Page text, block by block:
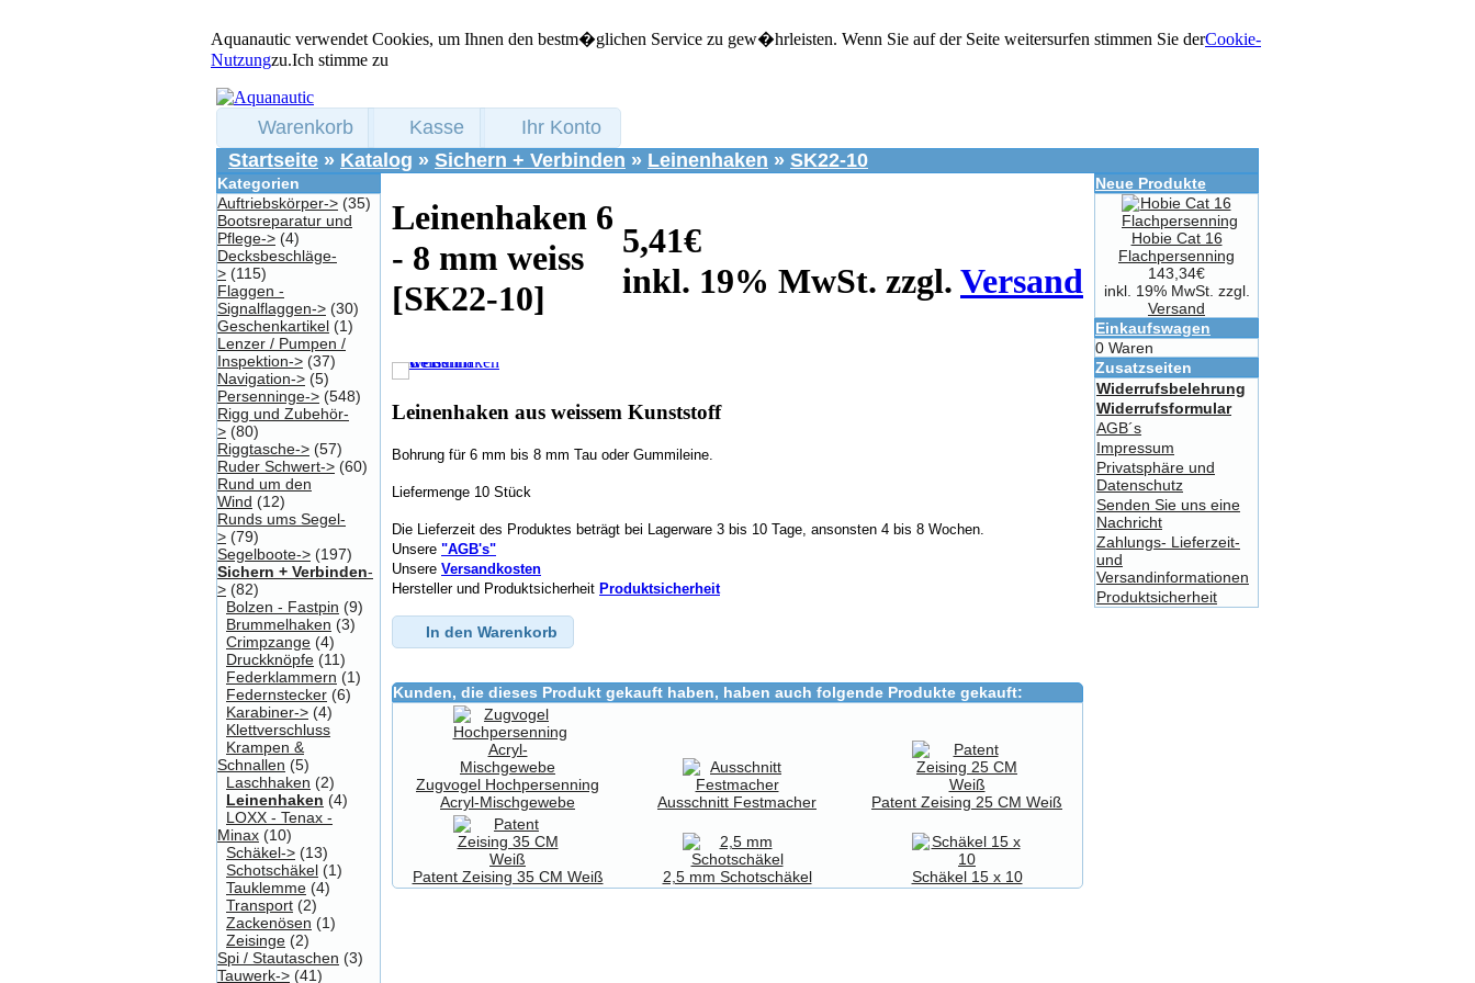
Aquanautic verwendet Cookies, um Ihnen den bestm�glichen Service zu gew�hrleisten. Wenn Sie auf der Seite weitersurfen stimmen Sie derCookie-
Nutzungzu.Ich stimme zu
Warenkorb Kasse
Ihr Konto
Startseite » Katalog » Sichern + Verbinden » Leinenhaken » SK22-10
5,41€
inkl. 19% MwSt. zzgl. Versand
Leinenhaken 6
- 8 mm weiss
[SK22-10]
Leinenhaken aus weissem Kunststoff
Bohrung für 6 mm bis 8 mm Tau oder Gummileine.
Liefermenge 10 Stück
Die Lieferzeit des Produktes beträgt bei Lagerware 3 bis 10 Tage, ansonsten 4 bis 8 Wochen.
Unsere "AGB's"
Unsere Versandkosten
Hersteller und Produktsicherheit Produktsicherheit
In den Warenkorb
Kunden, die dieses Produkt gekauft haben, haben auch folgende Produkte gekauft:
Zugvogel Hochpersenning
Acryl-Mischgewebe
Ausschnitt Festmacher Patent Zeising 25 CM Weiß
Patent Zeising 35 CM Weiß 2,5 mm Schotschäkel Schäkel 15 x 10
Kategorien
Auftriebskörper-> (35)
Bootsreparatur und
Pflege-> (4)
Decksbeschläge-
> (115)
Flaggen -
Signalflaggen-> (30)
Geschenkartikel (1)
Lenzer / Pumpen /
Inspektion-> (37)
Navigation-> (5)
Persenninge-> (548)
Rigg und Zubehör-
> (80)
Riggtasche-> (57)
Ruder Schwert-> (60)
Rund um den
Wind (12)
Runds ums Segel-
> (79)
Segelboote-> (197)
Sichern + Verbinden-
> (82)
Bolzen - Fastpin (9)
Brummelhaken (3)
Crimpzange (4)
Druckknöpfe (11)
Federklammern (1)
Federnstecker (6)
Karabiner-> (4)
Klettverschluss
Krampen &
Schnallen (5)
Laschhaken (2)
Leinenhaken (4)
LOXX - Tenax -
Minax (10)
Schäkel-> (13)
Schotschäkel (1)
Tauklemme (4)
Transport (2)
Zackenösen (1)
Zeisinge (2)
Spi / Stautaschen (3)
Tauwerk-> (41)
Neue Produkte
Hobie Cat 16
Flachpersenning
143,34€
inkl. 19% MwSt. zzgl.
Versand
Einkaufswagen
0 Waren
Zusatzseiten
Widerrufsbelehrung
Widerrufsformular
AGB´s
Impressum
Privatsphäre und
Datenschutz
Senden Sie uns eine
Nachricht
Zahlungs- Lieferzeit-
und
Versandinformationen
Produktsicherheit